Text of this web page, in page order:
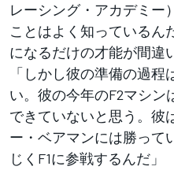
レーシング・アカデミー
ことはよく知っているん
になるだけの才能が間違
「しかし彼の準備の過
い。彼の今年のF2マシン
できていないと思う。彼
ー・ベアマンには勝って
じくF1に参戦するんだ」